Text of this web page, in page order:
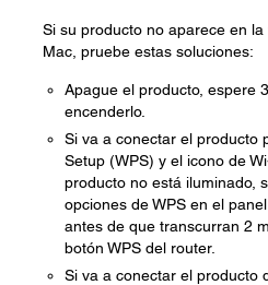
Si su producto no aparece en
Mac, pruebe estas soluciones:
Apague el producto, espere
encenderlo.
Si va a conectar el producto
Setup (WPS) y el icono de
producto no está iluminado,
opciones de WPS en el
antes de que transcurran 2
botón WPS del router.
Si va a conectar el producto